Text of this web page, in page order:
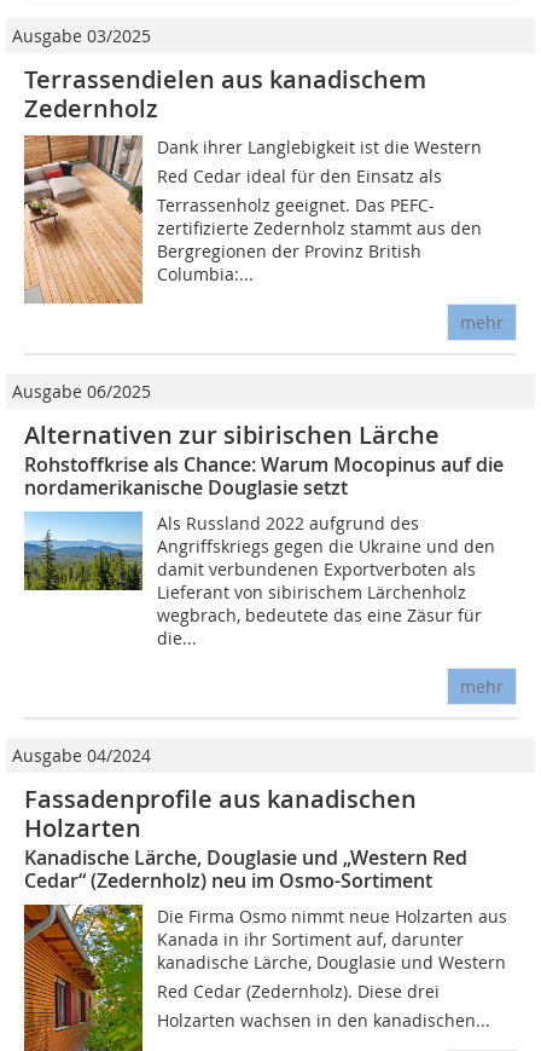
Ausgabe 03/2025
Terrassendielen aus kanadischem
Zedernholz
Dank ihrer Langlebigkeit ist die Western
Red Cedar ideal für den Einsatz als
Terrassenholz geeignet. Das PEFC-
zertifizierte Zedernholz stammt aus den
Bergregionen der Provinz British
Columbia:...
mehr
Ausgabe 06/2025
Alternativen zur sibirischen Lärche
Rohstoffkrise als Chance: Warum Mocopinus auf die
nordamerikanische Douglasie setzt
Als Russland 2022 aufgrund des
Angriffskriegs gegen die Ukraine und den
damit verbundenen Exportverboten als
Lieferant von sibirischem Lärchenholz
wegbrach, bedeutete das eine Zäsur für
die...
mehr
Ausgabe 04/2024
Fassadenprofile aus kanadischen
Holzarten
Kanadische Lärche, Douglasie und „Western Red
Cedar“ (Zedernholz) neu im Osmo-Sortiment
Die Firma Osmo nimmt neue Holzarten aus
Kanada in ihr Sortiment auf, darunter
kanadische Lärche, Douglasie und Western
Red Cedar (Zedernholz). Diese drei
Holzarten wachsen in den kanadischen...